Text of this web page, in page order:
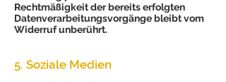
Rechtmäßigkeit der bereits erfolgten
Datenverarbeitungsvorgänge bleibt vom
Widerruf unberührt.
5. Soziale Medien